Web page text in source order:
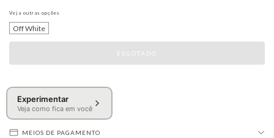
Veja outras opções
Off White
Experimentar
Veja como fica em você
MEIOS DE PAGAMENTO